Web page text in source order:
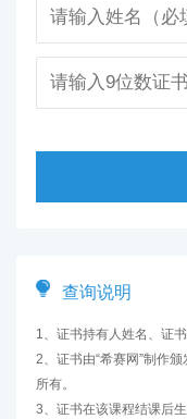
查询说明
1、证书持有人姓名、证书
2、证书由“希赛网”制作
所有。
3、证书在该课程结课后